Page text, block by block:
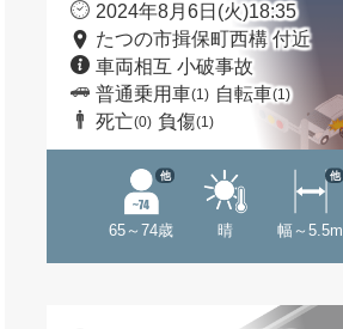
2024年8月6日(火)18:35
たつの市揖保町西構 付近
車両相互 小破事故
普通乗用車(1) 自転車(1)
死亡(0) 負傷(1)
65～74歳
他
晴 幅～5.5m
他